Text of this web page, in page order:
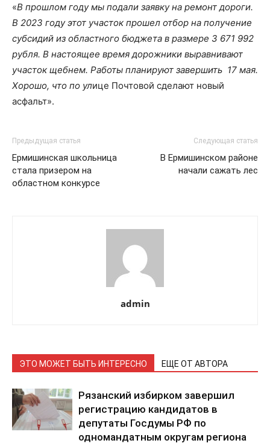
«В прошлом году мы подали заявку на ремонт дороги.
В 2023 году этот участок прошел отбор на получение
субсидий из областного бюджета в размере 3 671 992
рубля. В настоящее время дорожники выравнивают
участок щебнем. Работы планируют завершить 17 мая.
Хорошо, что по улице Почтовой сделают новый
асфальт».
Предыдущая статья
Ермишинская школьница
стала призером на
областном конкурсе
Следующая статья
В Ермишинском районе
начали сажать лес
admin
ЭТО МОЖЕТ БЫТЬ ИНТЕРЕСНО ЕЩЕ ОТ АВТОРА
Рязанский избирком завершил
регистрацию кандидатов в
депутаты Госдумы РФ по
одномандатным округам региона